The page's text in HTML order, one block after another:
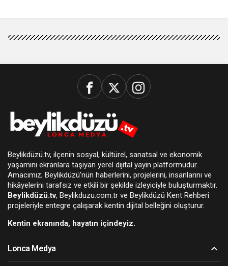
Beylikdüzü.tv, ilçenin sosyal, kültürel, sanatsal ve ekonomik
yaşamını ekranlara taşıyan yerel dijital yayın platformudur.
Amacımız; Beylikdüzü’nün haberlerini, projelerini, insanlarını ve
hikâyelerini tarafsız ve etkili bir şekilde izleyiciyle buluşturmaktır.
Beylikdüzü.tv, Beylikduzu.com.tr ve Beylikdüzü Kent Rehberi
projeleriyle entegre çalışarak kentin dijital belleğini oluşturur.
Kentin ekranında, hayatın içindeyiz.
Lonca Medya